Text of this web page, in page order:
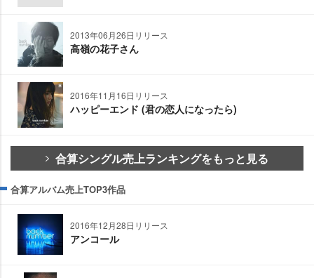
2013年06月26日リリース
高嶺の花子さん
2016年11月16日リリース
ハッピーエンド (君の恋人になったら)
合算シングル売上ランキングをもっと見る
合算アルバム売上TOP3作品
2016年12月28日リリース
アンコール